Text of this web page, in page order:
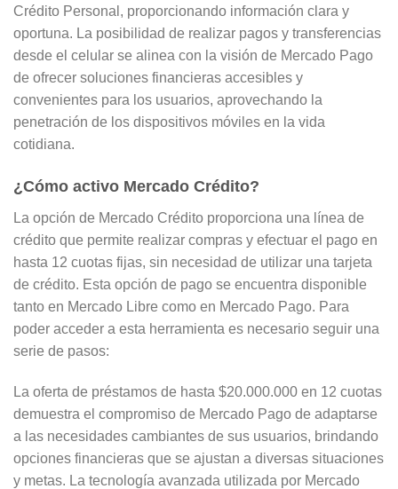
Crédito Personal, proporcionando información clara y
oportuna. La posibilidad de realizar pagos y transferencias
desde el celular se alinea con la visión de Mercado Pago
de ofrecer soluciones financieras accesibles y
convenientes para los usuarios, aprovechando la
penetración de los dispositivos móviles en la vida
cotidiana.
¿Cómo activo Mercado Crédito?
La opción de Mercado Crédito proporciona una línea de
crédito que permite realizar compras y efectuar el pago en
hasta 12 cuotas fijas, sin necesidad de utilizar una tarjeta
de crédito. Esta opción de pago se encuentra disponible
tanto en Mercado Libre como en Mercado Pago. Para
poder acceder a esta herramienta es necesario seguir una
serie de pasos:
La oferta de préstamos de hasta $20.000.000 en 12 cuotas
demuestra el compromiso de Mercado Pago de adaptarse
a las necesidades cambiantes de sus usuarios, brindando
opciones financieras que se ajustan a diversas situaciones
y metas. La tecnología avanzada utilizada por Mercado